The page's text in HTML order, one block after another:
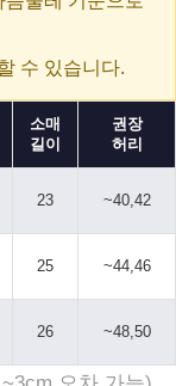
수 있습니다.
소매
길이
권장
허리
23 ~40,42
25 ~44,46
26 ~48,50